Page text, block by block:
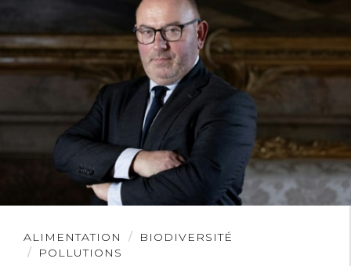
ALIMENTATION
BIODIVERSITÉ
POLLUTIONS
Lire
l'article